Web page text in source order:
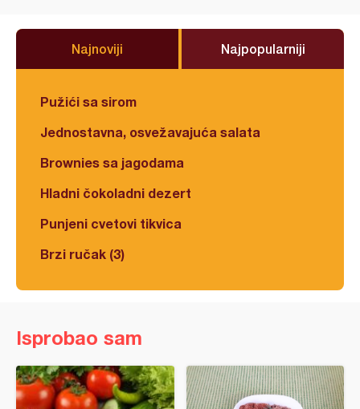
Najnoviji Najpopularniji
Pužići sa sirom
Jednostavna, osvežavajuća salata
Brownies sa jagodama
Hladni čokoladni dezert
Punjeni cvetovi tikvica
Brzi ručak (3)
Isprobao sam